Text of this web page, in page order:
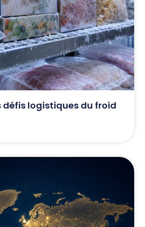
défis logistiques du froid